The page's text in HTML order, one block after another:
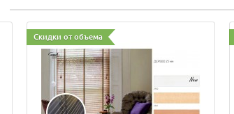
Скидки от объема